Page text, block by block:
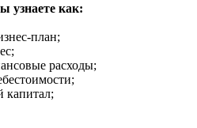
узнаете как:
план;
расходы;
капитал;